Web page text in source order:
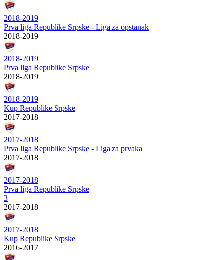
2018-2019
Prva liga Republike Srpske - Liga za opstanak
2018-2019
2018-2019
Prva liga Republike Srpske
2018-2019
2018-2019
Kup Republike Srpske
2017-2018
2017-2018
Prva liga Republike Srpske - Liga za prvaka
2017-2018
2017-2018
Prva liga Republike Srpske
3
2017-2018
2017-2018
Kup Republike Srpske
2016-2017